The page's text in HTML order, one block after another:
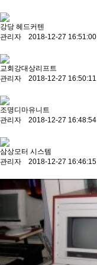
강당 헤드커텐
관리자 2018-12-27 16:51:00
교회강대상리프트
관리자 2018-12-27 16:50:11
조명디마유니트
관리자 2018-12-27 16:48:54
삼상모터 시스템
관리자 2018-12-27 16:46:15